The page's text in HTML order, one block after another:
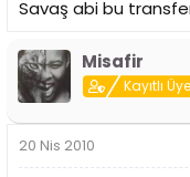
Savaş abi bu
Misafir
Kayıtlı Üye
20 Nis 2010